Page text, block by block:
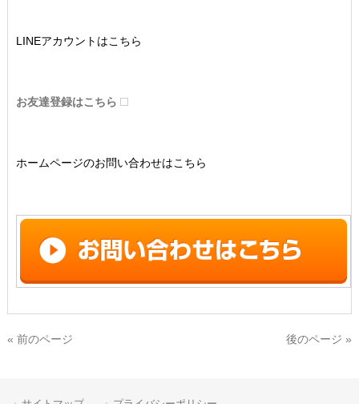
LINEアカウントはこちら
お友達登録はこちら
ホームページのお問い合わせはこちら
« 前のページ 後のページ »